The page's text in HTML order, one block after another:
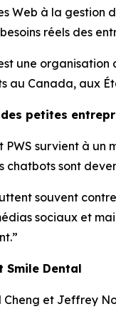
Web à la gestion
réels des
une
au Canada, aux
petites
survient à un
chatbots sont
souvent
sociaux et
Smile Dental
Cheng et Jeffrey